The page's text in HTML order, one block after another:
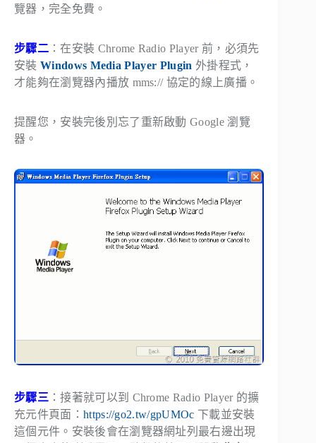
覽器，完全免費。
步驟二：在安裝 Chrome Radio Player 前，必須先
安裝 Windows Media Player Plugin 外掛程式，
才能夠在瀏覽器內播放 mms:// 協定的線上廣播。
提醒您，安裝完後別忘了重新啟動 Google 瀏覽
器。
步驟三：接著就可以到 Chrome Radio Player 的擴
充元件頁面： https://go2.tw/gpUMOc 下載並安裝
這個元件。安裝後會在瀏覽器網址列最右邊出現